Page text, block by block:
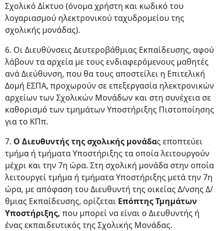
Σχολικό Δίκτυο (όνομα χρήστη και κωδικό του
λογαριασμού ηλεκτρονικού ταχυδρομείου της
σχολικής μονάδας).
6. Οι Διευθύνσεις Δευτεροβάθμιας Εκπαίδευσης, αφού
λάβουν τα αρχεία με τους ενδιαφερόμενους μαθητές
ανά Διεύθυνση, που θα τους αποστείλει η Επιτελική
Δομή ΕΣΠΑ, προχωρούν σε επεξεργασία ηλεκτρονικών
αρχείων των Σχολικών Μονάδων και στη συνέχεια σε
καθορισμό των τμημάτων Υποστήριξης Πιστοποίησης
για το ΚΠπ.
7. Ο Διευθυντής της σχολικής μονάδας εποπτεύει
τμήμα ή τμήματα Υποστήριξης τα οποία λειτουργούν
μέχρι και την 7η ώρα. Στη σχολική μονάδα στην οποία
λειτουργεί τμήμα ή τμήματα Υποστήριξης μετά την 7η
ώρα, με απόφαση του Διευθυντή της οικείας Δ/νσης Δ/
θμιας Εκπαίδευσης, ορίζεται Επόπτης Τμημάτων
Υποστήριξης, που μπορεί να είναι ο Διευθυντής ή
ένας εκπαιδευτικός της Σχολικής Μονάδας.